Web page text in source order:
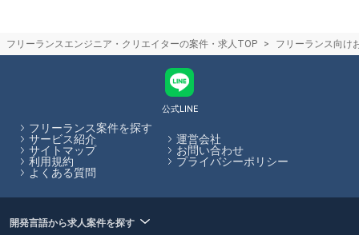
フリーランスエンジニア・クリエイターの案件・求人TOP フリーランス向け
公式LINE
フリーランス案件を探す
サービス紹介
運営会社
サイトマップ
お問い合わせ
利用規約
プライバシーポリシー
よくある質問
開発言語から求人案件を探す